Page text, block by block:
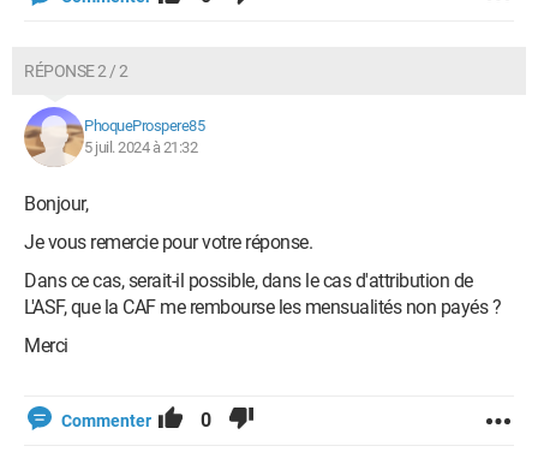
RÉPONSE 2 / 2
PhoqueProspere85
5 juil. 2024 à 21:32
Bonjour,
Je vous remercie pour votre réponse.
Dans ce cas, serait-il possible, dans le cas d'attribution de
L'ASF, que la CAF me rembourse les mensualités non payés ?
Merci
Commenter 0